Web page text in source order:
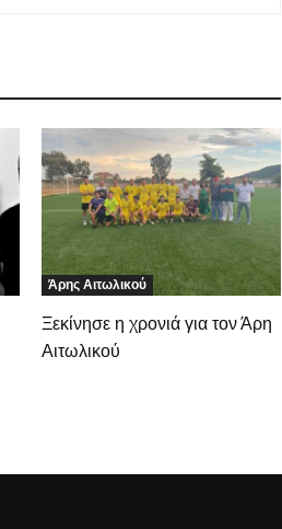
Άρης Αιτωλικού
Ξεκίνησε η χρονιά για τον Άρη
Αιτωλικού